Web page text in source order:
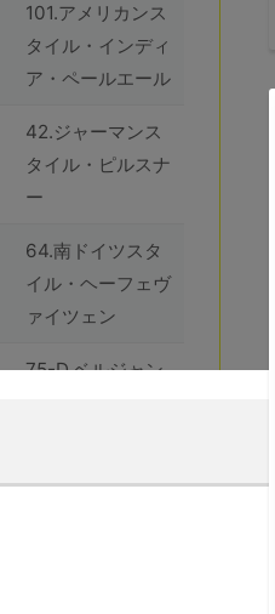
101.アメリカンス
タイル・インディ
ア・ペールエール
42.ジャーマンス
タイル・ピルスナ
ー
64.南ドイツスタ
イル・ヘーフェヴ
ァイツェン
75-D.ベルジャン